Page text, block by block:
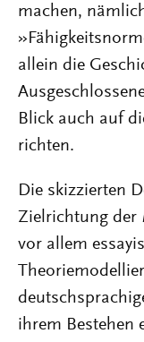
machen,
allein die
Blick auch auf
richten.
Die skizzierten
Zielrichtung der
vor allem
ihrem Bestehen